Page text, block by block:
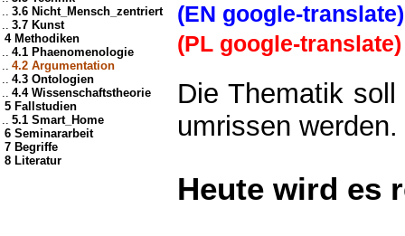
.. 3.6 Nicht_Mensch_zentriert
.. 3.7 Kunst
4 Methodiken
.. 4.1 Phaenomenologie
.. 4.2 Argumentation
.. 4.3 Ontologien
.. 4.4 Wissenschaftstheorie
5 Fallstudien
.. 5.1 Smart_Home
6 Seminararbeit
7 Begriffe
8 Literatur
(EN google-translate)
(PL google-translate)
Die Thematik
umrissen werden.
Heute wird es